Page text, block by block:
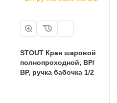
STOUT Кран шаровой
полнопроходной, ВР/
ВР, ручка бабочка 1/2